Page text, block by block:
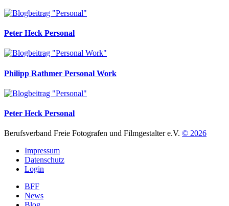
Peter Heck Personal
Philipp Rathmer Personal Work
Peter Heck Personal
Berufsverband Freie Fotografen und Filmgestalter e.V. © 2026
Impressum
Datenschutz
Login
BFF
News